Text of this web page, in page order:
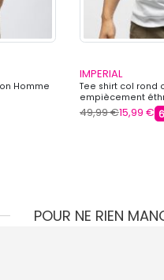
Homme
IMPERIAL
Tee shirt col rond
empiècement
49,99 €15,99 €
POUR NE RIEN